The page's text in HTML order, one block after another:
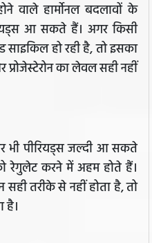
वाले हार्मोनल बदलावों के
आ सकते हैं। अगर किसी
साइकिल हो रही है, तो इसका
का लेवल सही नहीं
भी पीरियड्स जल्दी आ सकते
रेगुलेट करने में अहम होते हैं।
तरीके से नहीं होता है, तो
है।